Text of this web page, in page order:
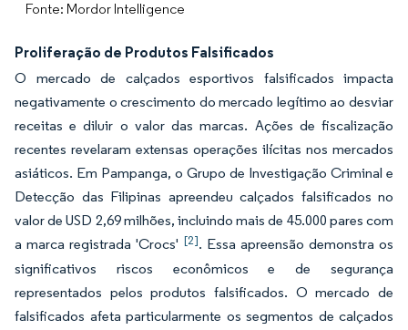
Fonte: Mordor Intelligence
Proliferação de Produtos Falsificados
O mercado de calçados esportivos falsificados impacta
negativamente o crescimento do mercado legítimo ao desviar
receitas e diluir o valor das marcas. Ações de fiscalização
recentes revelaram extensas operações ilícitas nos mercados
asiáticos. Em Pampanga, o Grupo de Investigação Criminal e
Detecção das Filipinas apreendeu calçados falsificados no
valor de USD 2,69 milhões, incluindo mais de 45.000 pares com
a marca registrada 'Crocs' [2]. Essa apreensão demonstra os
significativos riscos econômicos e de segurança
representados pelos produtos falsificados. O mercado de
falsificados afeta particularmente os segmentos de calçados